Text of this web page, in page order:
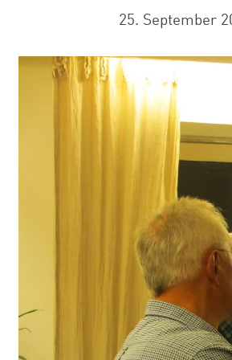
25. September